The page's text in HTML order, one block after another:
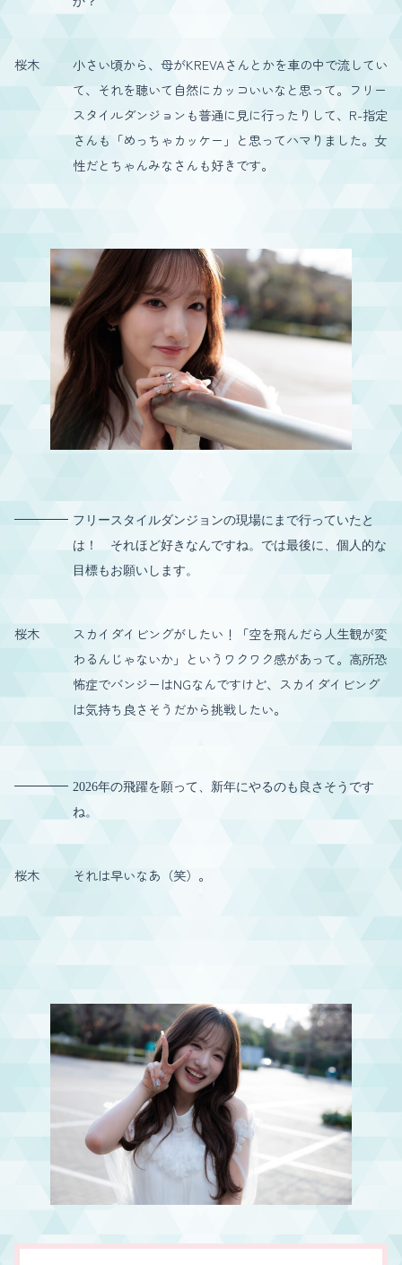
桜木
小さい頃から、母がKREVAさんとかを車の中で流してい
て、それを聴いて自然にカッコいいなと思って。フリー
スタイルダンジョンも普通に見に行ったりして、R-指定
さんも「めっちゃカッケー」と思ってハマりました。女
性だとちゃんみなさんも好きです。
フリースタイルダンジョンの現場にまで行っていたと
は！ それほど好きなんですね。では最後に、個人的な
目標もお願いします。
桜木
スカイダイビングがしたい！「空を飛んだら人生観が変
わるんじゃないか」というワクワク感があって。高所恐
怖症でバンジーはNGなんですけど、スカイダイビング
は気持ち良さそうだから挑戦したい。
2026年の飛躍を願って、新年にやるのも良さそうです
ね。
桜木 それは早いなあ（笑）。